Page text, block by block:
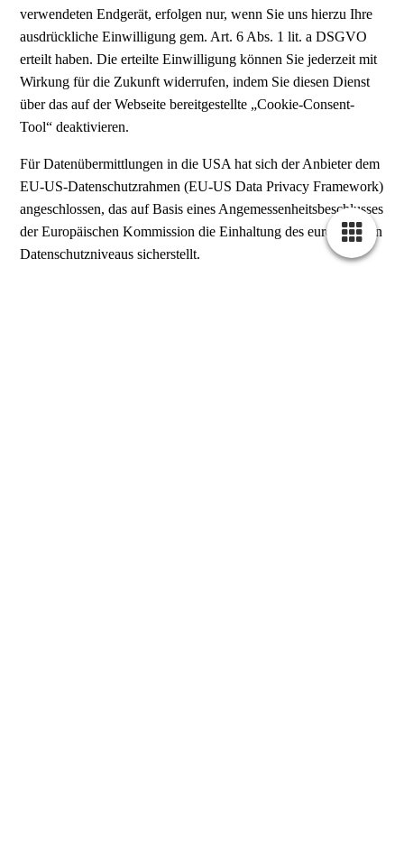
verwendeten Endgerät, erfolgen nur, wenn Sie uns hierzu Ihre
ausdrückliche Einwilligung gem. Art. 6 Abs. 1 lit. a DSGVO
erteilt haben. Die erteilte Einwilligung können Sie jederzeit mit
Wirkung für die Zukunft widerrufen, indem Sie diesen Dienst
über das auf der Webseite bereitgestellte „Cookie-Consent-
Tool“ deaktivieren.
Für Datenübermittlungen in die USA hat sich der Anbieter dem
EU-US-Datenschutzrahmen (EU-US Data Privacy Framework)
angeschlossen, das auf Basis eines Angemessenheitsbeschlusses
der Europäischen Kommission die Einhaltung des europäischen
Datenschutzniveaus sicherstellt.